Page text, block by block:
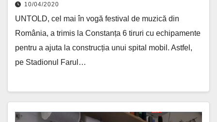
10/04/2020
UNTOLD, cel mai în vogă festival de muzică din
România, a trimis la Constanța 6 tiruri cu echipamente
pentru a ajuta la construcția unui spital mobil. Astfel,
pe Stadionul Farul…